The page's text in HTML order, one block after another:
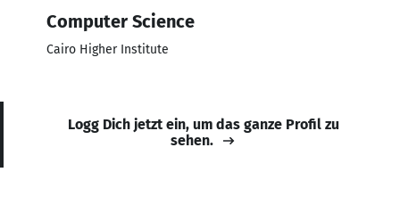
Computer Science
Cairo Higher Institute
Logg Dich jetzt ein, um das ganze Profil zu
sehen.